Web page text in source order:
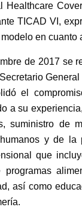
Healthcare
TICAD VI,
en cuanto
de 2017 se
el
a su
suministro de
y de la
que
programas
así como